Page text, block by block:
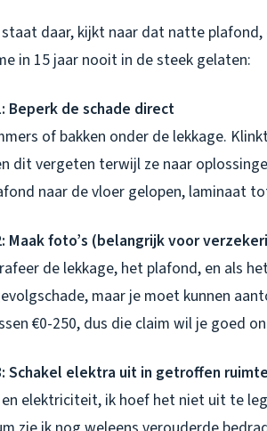
staat daar, kijkt naar dat natte
in 15 jaar nooit in de steek gelaten:
Beperk de schade direct
of bakken onder de lekkage.
dit vergeten terwijl ze naar
naar de vloer gelopen, laminaat
Maak foto’s (belangrijk voor
de lekkage, het plafond, en als
maar je moet kunnen
€0-250, dus die claim wil je goed
Schakel elektra uit in getroffen ruimte
elektriciteit, ik hoef het niet uit te